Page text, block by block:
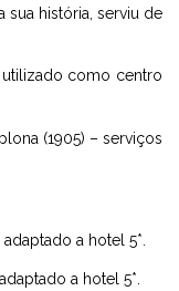
sua história, serviu de
utilizado como centro
(1905) – serviços
a hotel 5*.
a hotel 5*.